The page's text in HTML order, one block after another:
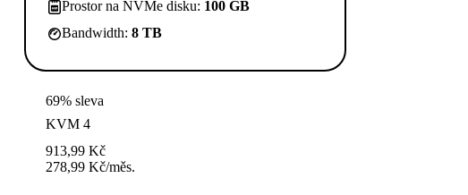
Prostor na NVMe disku: 100 GB
Bandwidth: 8 TB
69% sleva
KVM 4
913,99 Kč
278,99 Kč/měs.